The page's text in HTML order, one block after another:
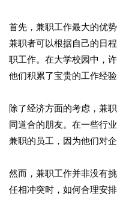
首先，兼职工作最大的优
兼职者可以根据自己的日
职工作。在大学校园中，
他们积累了宝贵的工作经验
除了经济方面的考虑，兼
同道合的朋友。在一些行
兼职的员工，因为他们对
然而，兼职工作并非没有
任相冲突时，如何合理安